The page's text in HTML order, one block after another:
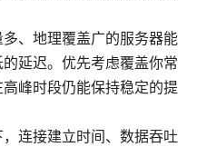
、地理覆盖广的服务器能
延迟。优先考虑覆盖你常
峰时段仍能保持稳定的提
连接建立时间、数据吞吐